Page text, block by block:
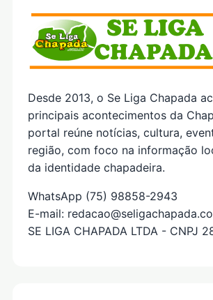
Desde 2013, o Se Liga Chapada
principais acontecimentos da
portal reúne notícias, cultura,
região, com foco na informação
da identidade chapadeira.
WhatsApp (75) 98858-2943
E-mail:
SE LIGA CHAPADA LTDA - CNPJ